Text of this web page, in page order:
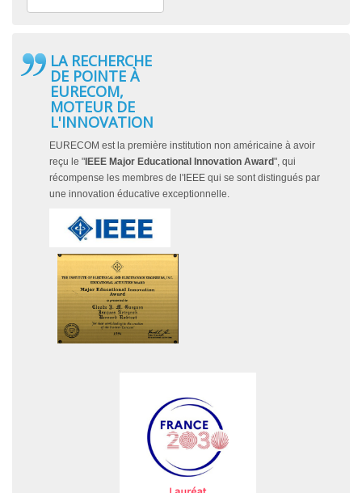
LA RECHERCHE
DE POINTE À
EURECOM,
MOTEUR DE
L'INNOVATION
EURECOM est la première institution non américaine à avoir
reçu le " IEEE Major Educational Innovation Award", qui
récompense les membres de l'IEEE qui se sont distingués par
une innovation éducative exceptionnelle.